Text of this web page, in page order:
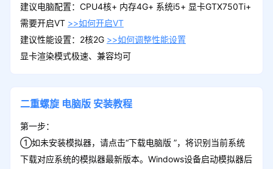
建议电脑配置：CPU4核+ 内存4G+ 系统i5+ 显卡GTX750Ti+
需要开启VT >>如何开启VT
建议性能设置：2核2G >>如何调整性能设置
显卡渲染模式极速、兼容均可
二重螺旋 电脑版 安装教程
第一步：
①如未安装模拟器，请点击“下载电脑版 ”，将识别当前系统
下载对应系统的模拟器最新版本。Windows设备启动模拟器后